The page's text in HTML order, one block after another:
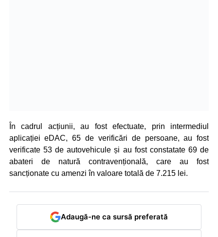
În cadrul acțiunii, au fost efectuate, prin intermediul
aplicației eDAC, 65 de verificări de persoane, au fost
verificate 53 de autovehicule și au fost constatate 69 de
abateri de natură contravențională, care au fost
sancționate cu amenzi în valoare totală de 7.215 lei.
Adaugă-ne ca sursă preferată